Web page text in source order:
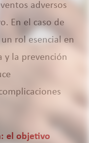
adversos
En el caso de
rol esencial en
y la prevención
el objetivo